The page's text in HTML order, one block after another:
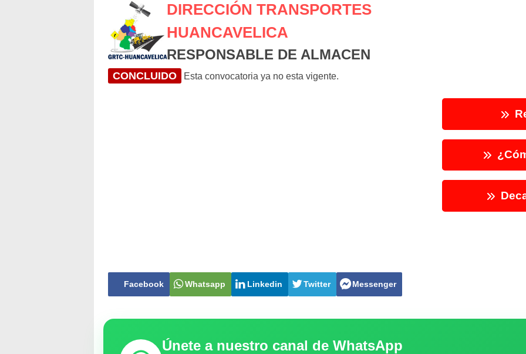
DIRECCIÓN TRANSPORTES
HUANCAVELICA
RESPONSABLE DE ALMACEN
CONCLUIDO Esta convocatoria ya no esta vigente.
Facebook Whatsapp Linkedin Twitter Messenger
Únete a nuestro canal de WhatsApp